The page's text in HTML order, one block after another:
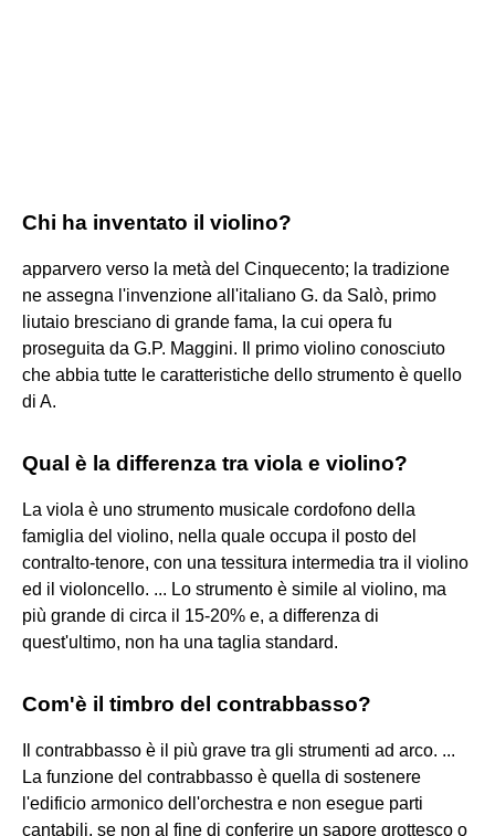
Chi ha inventato il violino?
apparvero verso la metà del Cinquecento; la tradizione
ne assegna l'invenzione all'italiano G. da Salò, primo
liutaio bresciano di grande fama, la cui opera fu
proseguita da G.P. Maggini. Il primo violino conosciuto
che abbia tutte le caratteristiche dello strumento è quello
di A.
Qual è la differenza tra viola e violino?
La viola è uno strumento musicale cordofono della
famiglia del violino, nella quale occupa il posto del
contralto-tenore, con una tessitura intermedia tra il violino
ed il violoncello. ... Lo strumento è simile al violino, ma
più grande di circa il 15-20% e, a differenza di
quest'ultimo, non ha una taglia standard.
Com'è il timbro del contrabbasso?
Il contrabbasso è il più grave tra gli strumenti ad arco. ...
La funzione del contrabbasso è quella di sostenere
l'edificio armonico dell'orchestra e non esegue parti
cantabili, se non al fine di conferire un sapore grottesco o